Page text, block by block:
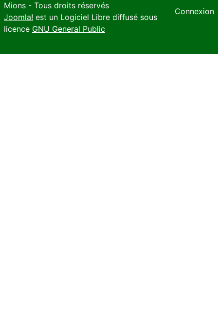
Mions - Tous droits réservés
Joomla! est un Logiciel Libre diffusé sous
licence GNU General Public
Connexion